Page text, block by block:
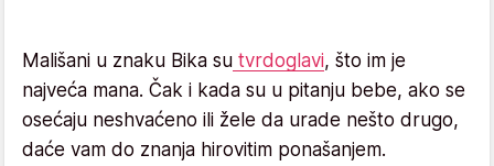
Mališani u znaku Bika su tvrdoglavi, što im je
najveća mana. Čak i kada su u pitanju bebe, ako se
osećaju neshvaćeno ili žele da urade nešto drugo,
daće vam do znanja hirovitim ponašanjem.